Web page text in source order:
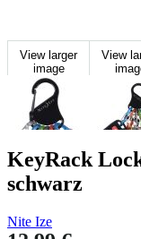
View larger
image
View
KeyRack
schwarz
Nite Ize